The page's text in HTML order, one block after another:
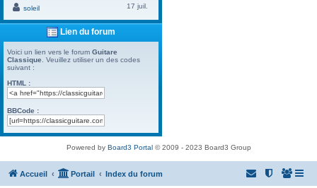
soleil
17 juil.
Lien du forum
Voici un lien vers le forum Guitare
Classique . Veuillez utiliser un des codes
suivant :
HTML :
BBCode :
Powered by Board3 Portal© 2009 - 2023 Board3 Group
Accueil Portail Index du forum